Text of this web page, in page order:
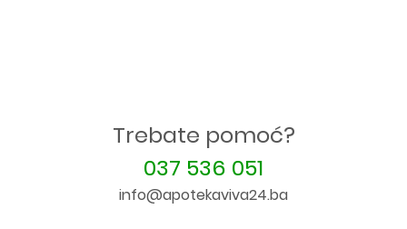
Trebate pomoć?
037 536 051
info@apotekaviva24.ba